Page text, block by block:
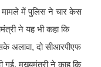
में पुलिस ने चार केस
ने यह भी कहा कि
अलावा, दो सीआरपीएफ
गई. मुख्यमंत्री ने काह कि